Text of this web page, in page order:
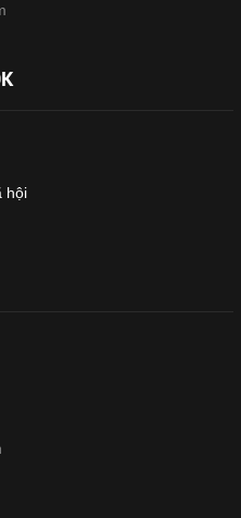
hội